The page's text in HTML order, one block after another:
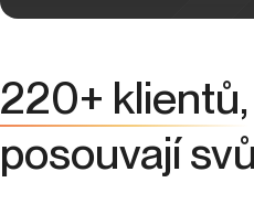
220+ klientů,
posouvají